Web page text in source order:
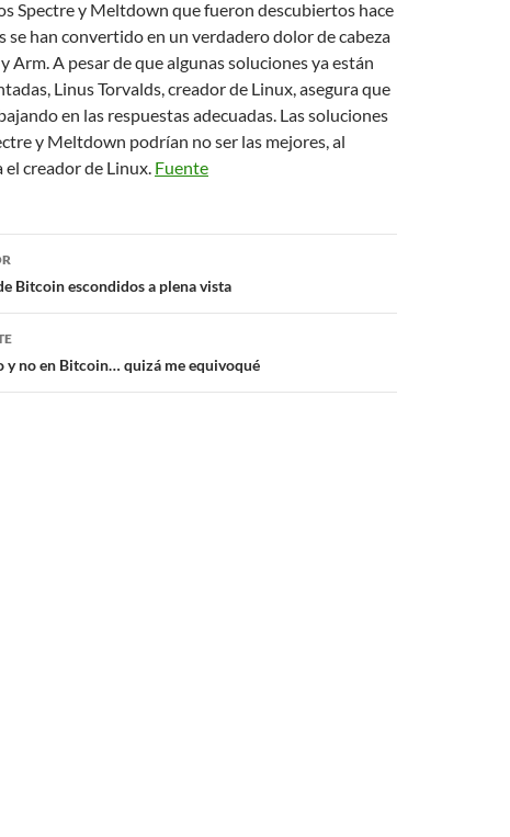
Spectre y Meltdown que fueron descubiertos hace
se han convertido en un verdadero dolor de cabeza
Arm. A pesar de que algunas soluciones ya están
Linus Torvalds, creador de Linux, asegura que
en las respuestas adecuadas. Las soluciones
y Meltdown podrían no ser las mejores, al
el creador de Linux. Fuente
Bitcoin escondidos a plena vista
y no en Bitcoin… quizá me equivoqué